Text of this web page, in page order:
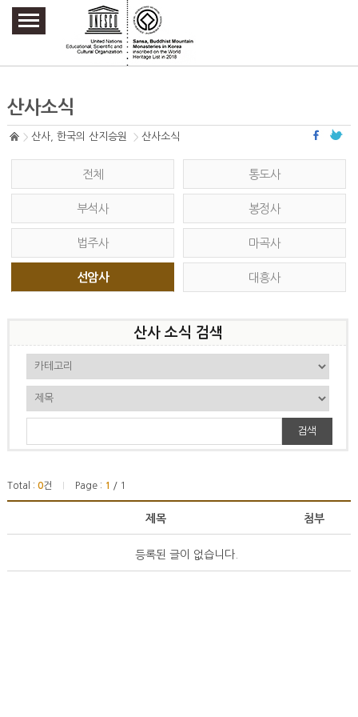
주요메뉴 바로가기
본문 바로가기
하단메뉴 바로가기
산사소식
산사, 한국의 산지승원 산사소식
전체 통도사
부석사 봉정사
법주사 마곡사
선암사 대흥사
산사 소식 검색
검색
Total : 0건 Page : 1 / 1
제목 첨부
등록된 글이 없습니다.